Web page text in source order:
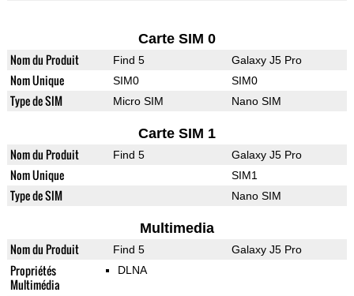
Carte SIM 0
Nom du Produit Find 5 Galaxy J5 Pro
Nom Unique SIM0 SIM0
Type de SIM Micro SIM Nano SIM
Carte SIM 1
Nom du Produit Find 5 Galaxy J5 Pro
Nom Unique SIM1
Type de SIM Nano SIM
Multimedia
Nom du Produit Find 5 Galaxy J5 Pro
Propriétés
Multimédia
DLNA